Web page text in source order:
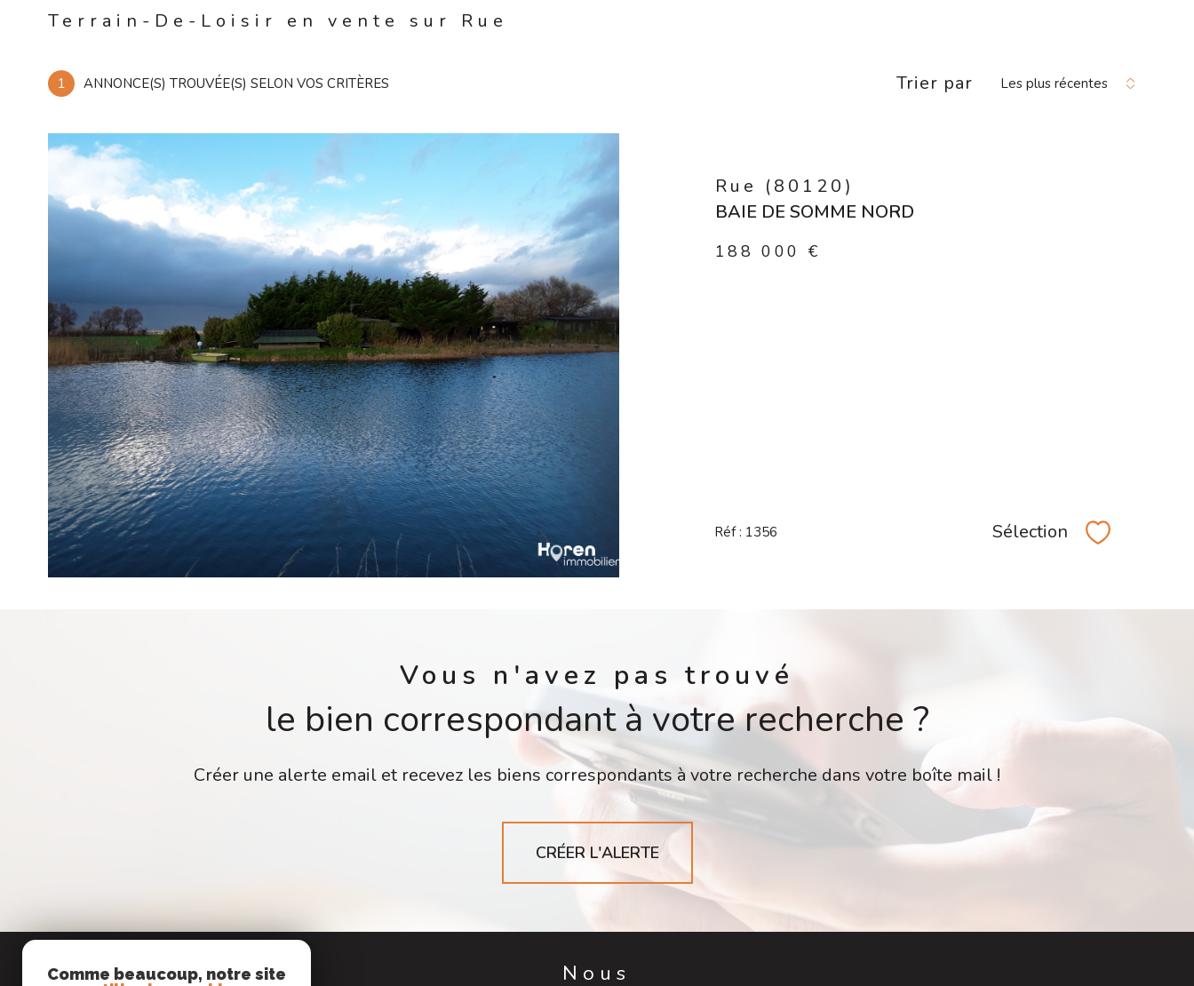
Terrain-De-Loisir en vente sur Rue
1 ANNONCE(S) TROUVÉE(S) SELON VOS CRITÈRES Trier par Les plus récentes
VOIR LE
BIEN
Rue (80120)
BAIE DE SOMME NORD
188 000 €
Réf : 1356 Sélection Sélectionner
Vous n'avez pas trouvé
le bien correspondant à votre recherche ?
Créer une alerte email et recevez les biens correspondants à votre recherche dans votre boîte mail !
CRÉER L'ALERTE
Nous
Comme beaucoup, notre site